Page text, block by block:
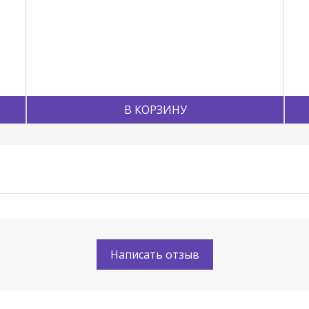
В КОРЗИНУ
Написать отзыв